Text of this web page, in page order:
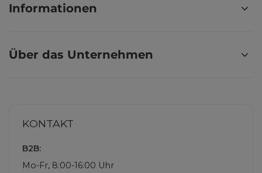
Informationen
Über das Unternehmen
KONTAKT
B2B:
Mo-Fr, 8:00-16:00 Uhr